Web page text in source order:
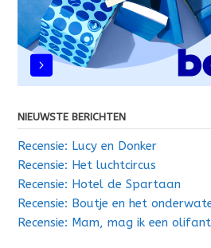
NIEUWSTE BERICHTEN
Recensie: Lucy en Donker
Recensie: Het luchtcircus
Recensie: Hotel de Spartaan
Recensie: Boutje en het
Recensie: Mam, mag ik een